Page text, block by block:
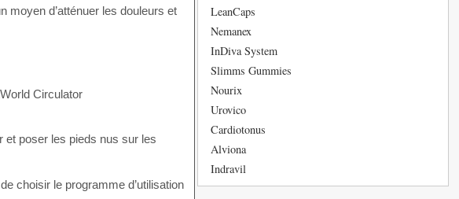
moyen d’atténuer les douleurs et
et poser les pieds nus sur les
choisir le programme d’utilisation
LeanCaps
Nemanex
InDiva System
Slimms Gummies
Nourix
Urovico
Cardiotonus
Alviona
Indravil